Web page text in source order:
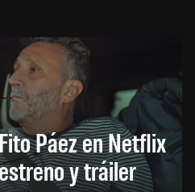
Páez en Netflix
y tráiler